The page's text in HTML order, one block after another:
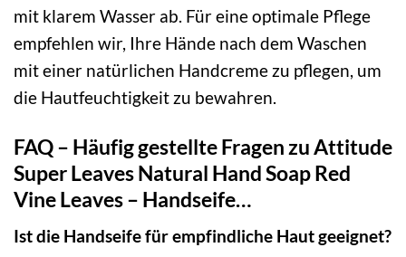
mit klarem Wasser ab. Für eine optimale Pflege
empfehlen wir, Ihre Hände nach dem Waschen
mit einer natürlichen Handcreme zu pflegen, um
die Hautfeuchtigkeit zu bewahren.
FAQ – Häufig gestellte Fragen zu Attitude
Super Leaves Natural Hand Soap Red
Vine Leaves – Handseife…
Ist die Handseife für empfindliche Haut geeignet?